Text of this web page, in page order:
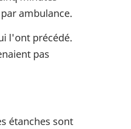
ambulance.
l'ont précédé.
pas
étanches sont